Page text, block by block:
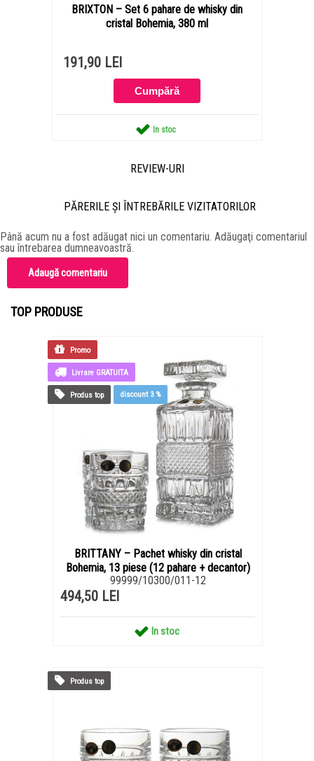
BRIXTON – Set 6 pahare de whisky din
cristal Bohemia, 380 ml
191,90 LEI
In stoc
REVIEW-URI
PĂRERILE ŞI ÎNTREBĂRILE VIZITATORILOR
Până acum nu a fost adăugat nici un comentariu. Adăugaţi comentariul
sau întrebarea dumneavoastră.
Adaugă comentariu
TOP PRODUSE
BRITTANY – Pachet whisky din cristal
Bohemia, 13 piese (12 pahare + decantor)
99999/10300/011-12
494,50 LEI
In stoc
Promo
Livrare GRATUITA
Produs top discount 3 %
Produs top